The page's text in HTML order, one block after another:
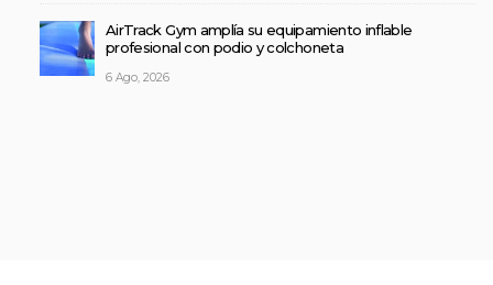
AirTrack Gym amplía su equipamiento inflable
profesional con podio y colchoneta
6 Ago, 2026